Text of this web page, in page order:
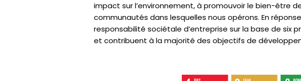
impact sur l’environnement, à promouvoir le bien-être
communautés dans lesquelles nous opérons. En
responsabilité sociétale d’entreprise sur la base de
et contribuent à la majorité des objectifs de